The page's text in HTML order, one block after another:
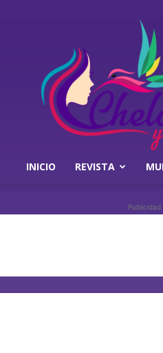
INICIO REVISTA
Publicidad